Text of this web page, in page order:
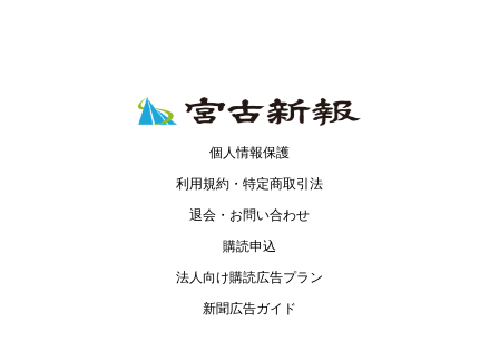
個人情報保護
利用規約・特定商取引法
退会・お問い合わせ
購読申込
法人向け購読広告プラン
新聞広告ガイド